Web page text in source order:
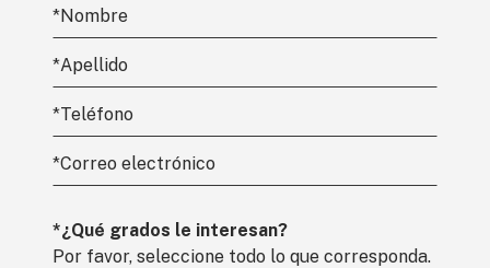
*Nombre
*Apellido
*Teléfono
*Correo electrónico
*¿Qué grados le interesan?
Por favor, seleccione todo lo que corresponda.